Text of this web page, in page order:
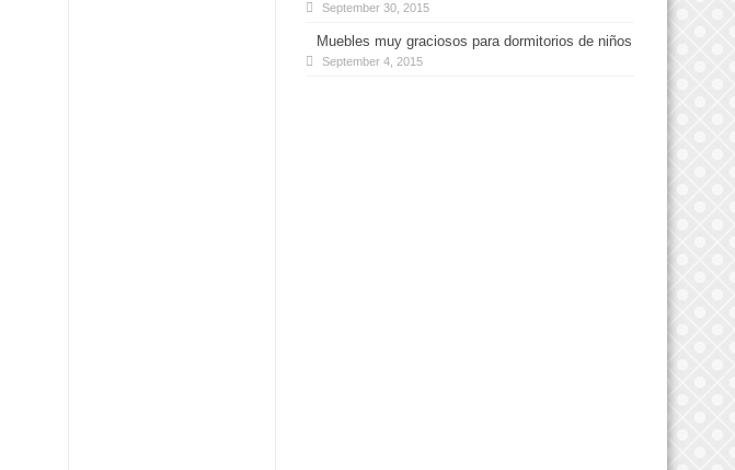
September 30, 2015
Muebles muy graciosos para dormitorios de niños
September 4, 2015